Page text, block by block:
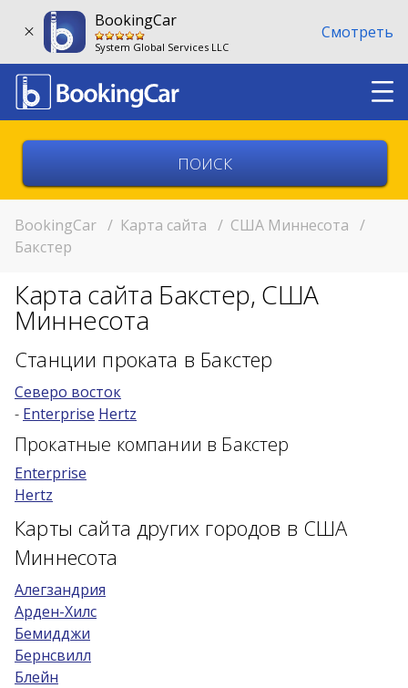
BookingCar
System Global Services LLC
Смотреть
Выберите город
Возврат в другом месте?
Возраст 25-70 лет?
Купон/промо
BookingCar / Карта сайта / США Миннесота /
Бакстер
Карта сайта Бакстер, США
Миннесота
Станции проката в Бакстер
Северо восток
- Enterprise Hertz
Прокатные компании в Бакстер
Enterprise
Hertz
Карты сайта других городов в США
Миннесота
Алегзандрия
Арден-Хилс
Бемидджи
Бернсвилл
Блейн